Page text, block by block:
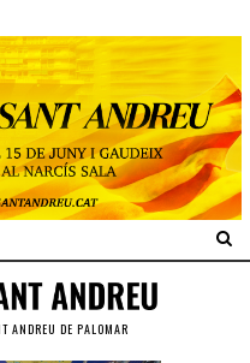
ANDREU DE PALOMAR